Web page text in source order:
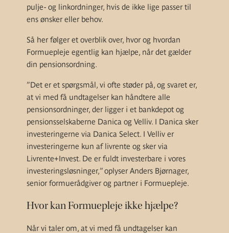
pulje- og linkordninger, hvis de ikke lige passer til
ens ønsker eller behov.
Så her følger et overblik over, hvor og hvordan
Formuepleje egentlig kan hjælpe, når det gælder
din pensionsordning.
”Det er et spørgsmål, vi ofte støder på, og svaret er,
at vi med få undtagelser kan håndtere alle
pensionsordninger, der ligger i et bankdepot og
pensionsselskaberne Danica og Velliv. I Danica sker
investeringerne via Danica Select. I Velliv er
investeringerne kun af livrente og sker via
Livrente+Invest. De er fuldt investerbare i vores
investeringsløsninger,” oplyser Anders Bjørnager,
senior formuerådgiver og partner i Formuepleje.
Hvor kan Formuepleje ikke hjælpe?
Når vi taler om, at vi med få undtagelser kan